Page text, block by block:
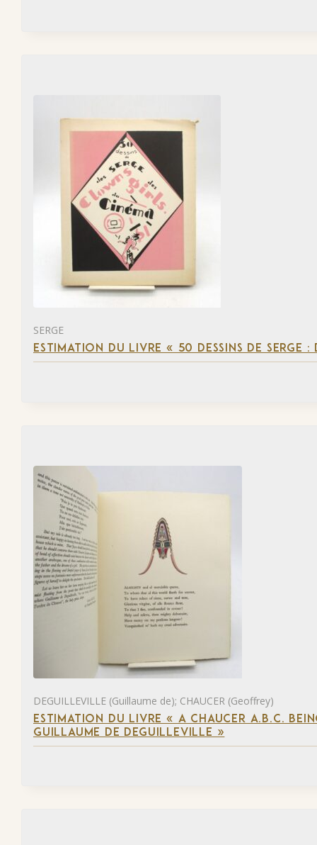
SERGE
ESTIMATION DU LIVRE « 50 DESSINS DE SERGE
DEGUILLEVILLE (Guillaume de); CHAUCER (Geoffrey)
ESTIMATION DU LIVRE « A CHAUCER A.B.C.
GUILLAUME DE DEGUILLEVILLE »